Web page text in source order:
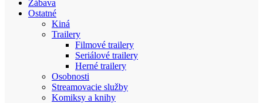
Zábava
Ostatné
Kiná
Trailery
Filmové trailery
Seriálové trailery
Herné trailery
Osobnosti
Streamovacie služby
Komiksy a knihy